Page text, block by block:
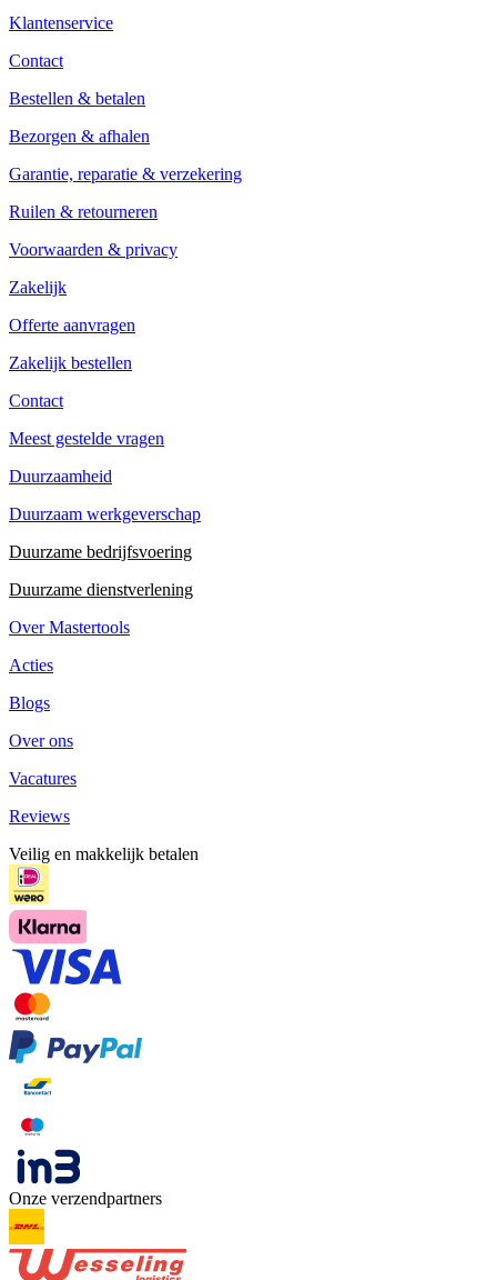
Klantenservice
Contact
Bestellen & betalen
Bezorgen & afhalen
Garantie, reparatie & verzekering
Ruilen & retourneren
Voorwaarden & privacy
Zakelijk
Offerte aanvragen
Zakelijk bestellen
Contact
Meest gestelde vragen
Duurzaamheid
Duurzaam werkgeverschap
Duurzame bedrijfsvoering
Duurzame dienstverlening
Over Mastertools
Acties
Blogs
Over ons
Vacatures
Reviews
Veilig en makkelijk betalen
Onze verzendpartners